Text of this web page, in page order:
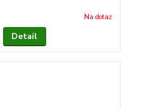
Na dotaz
Detail